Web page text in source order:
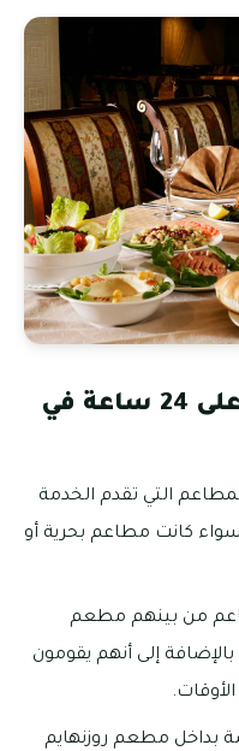
أفضل مطاعم تعمل على 24 ساعة في
التي تقدم الخدمة
وطوال ٢٤ ساعة سواء كانت مطاعم بحرية أو
من بينهم مطعم
إلى أنهم يقومون
بداخل مطعم روزنهايم